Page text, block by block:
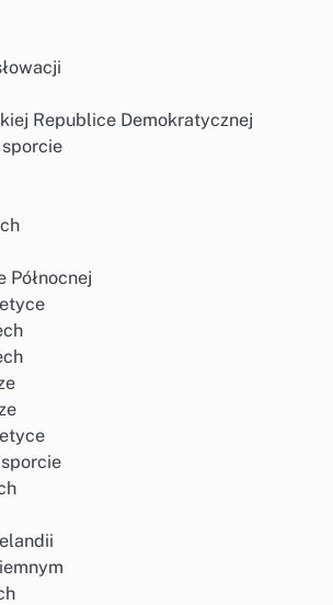
Republice Demokratycznej
Północnej